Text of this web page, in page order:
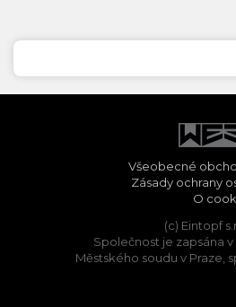
Všeobecné
Zásady ochrany
O
(c) Eintopf
Společnost je zapsána
Městského soudu v Praze,